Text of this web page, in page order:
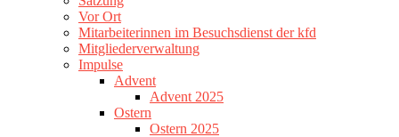
Vor Ort
Mitarbeiterinnen im Besuchsdienst der kfd
Mitgliederverwaltung
Impulse
Advent
Advent 2025
Ostern
Ostern 2025